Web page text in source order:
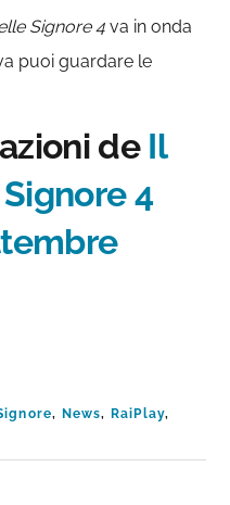
Signore 4 va in onda
puoi guardare le
de Il
4
, News, RaiPlay,